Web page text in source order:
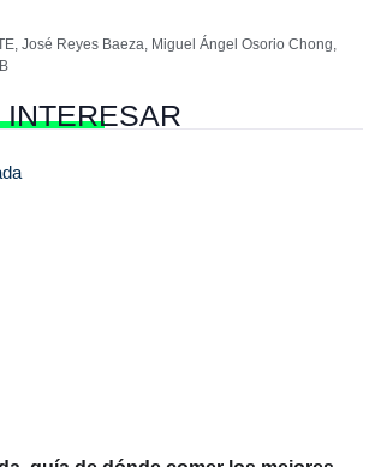
, José Reyes Baeza, Miguel Ángel Osorio Chong,
INTERESAR